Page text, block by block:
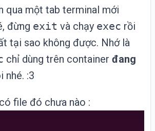
qua một tab terminal mới
đừng exit và chạy exec rồi
tại sao không được. Nhớ là
chỉ dùng trên container đang
nhé. :3
file đó chưa nào :